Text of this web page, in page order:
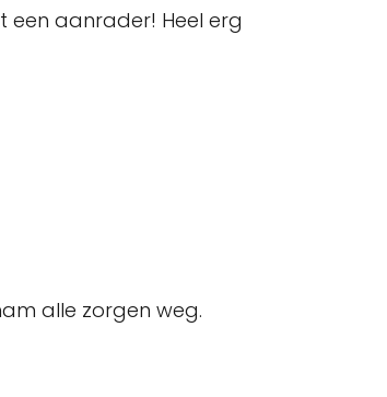
een aanrader! Heel erg
alle zorgen weg.